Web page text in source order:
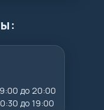
до 20:00
до 19:00